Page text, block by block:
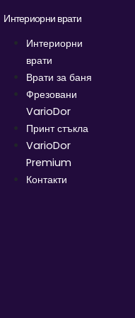
Интериорни врати
Интериорни
врати
Врати за баня
Фрезовани
VarioDor
Принт стъкла
VarioDor
Premium
Контакти